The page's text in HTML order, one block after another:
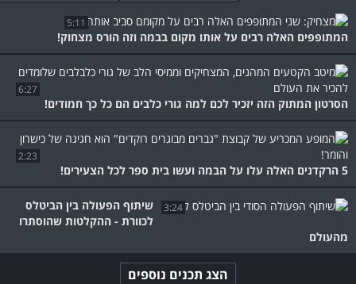
5:11
המתופפים האלה רבים על אותו מקום בבמה וזה הורס מצחוק!
6:27
הסרטון המתוק הזה יזכיר לכם למה גורי כלבים הם כל כך חמודים!
2:23
5 הרקדנים האלה עלו על הבמה ועשו בית ספר לכל הצעירים!
3:24
שיתוף הפעולה בין הביטלס
לכוורת - ההקלטות שהוסתרו
מהעולם
הצג תכנים נוספים